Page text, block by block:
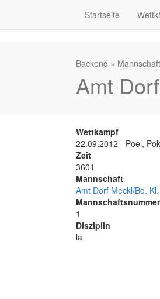
Startseite
Backend »
Amt
Wettkampf
22.09.2012 - Poel,
Zeit
3601
Mannschaft
Amt Dorf Meckl/Bd. Kl.
Mannschaftsnummer
1
Disziplin
la